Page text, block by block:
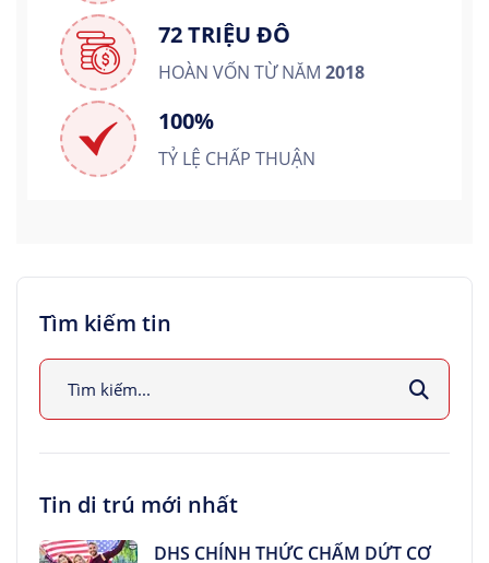
72 TRIỆU ĐÔ
HOÀN VỐN TỪ NĂM 2018
100%
TỶ LỆ CHẤP THUẬN
Tìm kiếm tin
Tin di trú mới nhất
DHS CHÍNH THỨC CHẤM DỨT CƠ